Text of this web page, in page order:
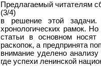
Предлагаемый читателям
(3/4)
в решение этой
хронологических рамок.
статьи в основном носят
раскопок, а предпринята
внимание уделено
где успехи ленинской